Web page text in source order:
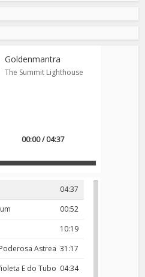
Goldenmantra
The Summit Lighthouse
00:00 / 04:37
04:37
00:52
10:19
31:17
Astrea
04:34
E do Tubo